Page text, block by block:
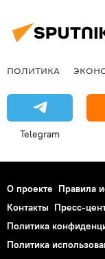
ПОЛИТИКА
Telegram
О проекте Правила
Контакты Пресс-
Политика
Политика